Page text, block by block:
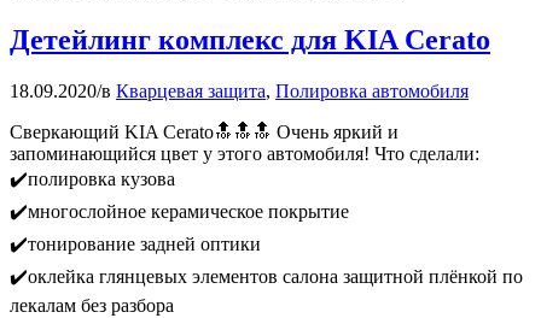
Детейлинг комплекс для KIA Cerato
18.09.2020/в Кварцевая защита, Полировка автомобиля
Сверкающий KIA Cerato🔝🔝🔝 Очень яркий и
запоминающийся цвет у этого автомобиля! Что сделали:
✔️полировка кузова
✔️многослойное керамическое покрытие
✔️тонирование задней оптики
✔️оклейка глянцевых элементов салона защитной плёнкой по
лекалам без разбора